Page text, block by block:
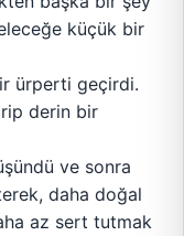
küçük bir
ürperti geçirdi.
derin bir
ve sonra
daha doğal
az sert tutmak